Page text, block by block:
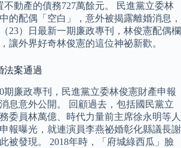
不動產的債務727萬餘元。 民進黨立委林
的配偶「空白」，意外被揭露離婚消息，
23）日最新一期廉政專刊，林俊憲配偶欄
讓外界好奇林俊憲的這位神祕新歡。
法案通過
期廉政專刊，民進黨立委林俊憲財產申報
息意外公開。 回顧過去，包括國民黨立
委員林萬億、時代力量前主席徐永明等人
報曝光，就連演員李燕祕婚彰化縣議長謝
被發現。 2018年時，「府城綠西瓜」臉